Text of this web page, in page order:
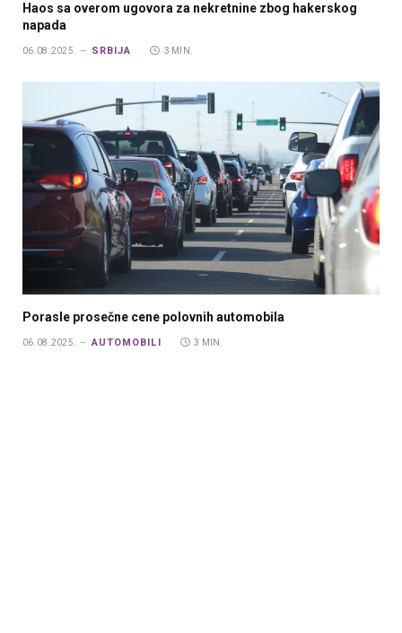
Haos sa overom ugovora za nekretnine zbog hakerskog
napada
06.08.2025. SRBIJA 3 MIN.
Porasle prosečne cene polovnih automobila
06.08.2025. AUTOMOBILI 3 MIN.